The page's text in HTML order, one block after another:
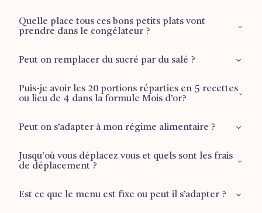
Retrouvez plus d'informations sur lapage dédiée
Quelle place tous ces bons petits plats vont
prendre dans le congélateur ?
1 tiroir ½ pour les plus grandes formules (Mois d’or et
Peut on remplacer du sucré par du salé ?
Malheureusement ce n’est pas possible car faire des
fondants au chocolat et faire un tajine ne prend pas le
même temps ni n’a le même coût. Si tu souhaites une
formule 100% portions salées c’est la formule “Reprise du
Puis-je avoir les 20 portions réparties en 5 recettes
ou lieu de 4 dans la formule Mois d’or?
Si tu veux 5 recettes différentes, il faut basculer sur la
bien 5 recettes salées de 4 portions. Sinon, cela ne rentre
pas en terme d’organisation (le nombre de feux utilisés, la
Peut on s’adapter à mon régime alimentaire ?
La réponse sera toujours OUI, cela fait partie des valeurs de
Curcumamas.
Jusqu'où vous déplacez vous et quels sont les frais
de déplacement ?
Ils sontofferts quand la prestation a lieu dans les villes de
Est ce que le menu est fixe ou peut il s’adapter ?